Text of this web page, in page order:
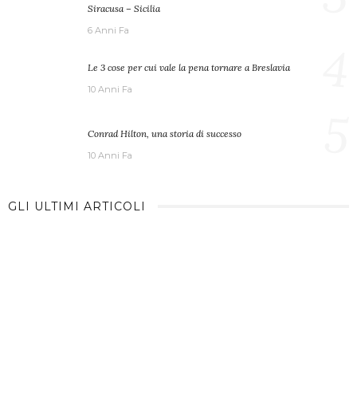
Siracusa – Sicilia
6 Anni Fa
Le 3 cose per cui vale la pena tornare a Breslavia
10 Anni Fa
Conrad Hilton, una storia di successo
10 Anni Fa
GLI ULTIMI ARTICOLI